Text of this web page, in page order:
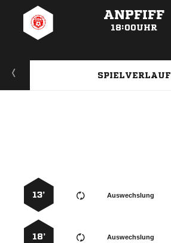
ANPFIFF
18:00UHR
SPIELVERLAUF
Auswechslung
13’
Auswechslung
18’